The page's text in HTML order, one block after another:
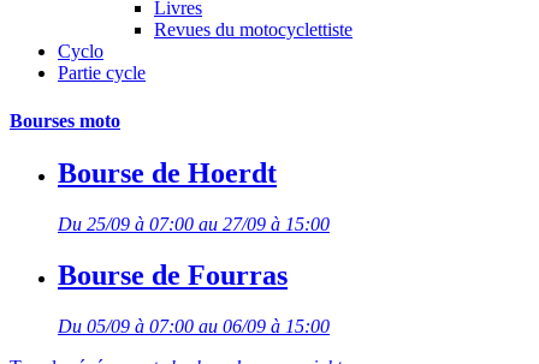
Livres
Revues du motocyclettiste
Cyclo
Partie cycle
Bourses moto
Bourse de Hoerdt
Du 25/09 à 07:00 au 27/09 à 15:00
Bourse de Fourras
Du 05/09 à 07:00 au 06/09 à 15:00